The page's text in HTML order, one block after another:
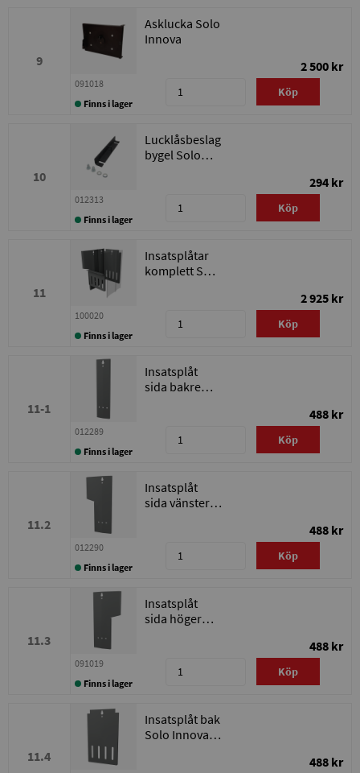
9
Asklucka Solo
Innova
2 500 kr
091018
Finns i lager
Köp
10
Lucklåsbeslag
bygel Solo
294 kr
012313
Finns i lager
Köp
11
Insatsplåtar
komplett Solo
2 925 kr
100020
Finns i lager
Köp
11-1
Insatsplåt
sida bakre
488 kr
012289
Finns i lager
Köp
11.2
Insatsplåt
sida vänster
488 kr
012290
Finns i lager
Köp
11.3
Insatsplåt
sida höger
488 kr
091019
Finns i lager
Köp
11.4
Insatsplåt bak
Solo Innova
488 kr